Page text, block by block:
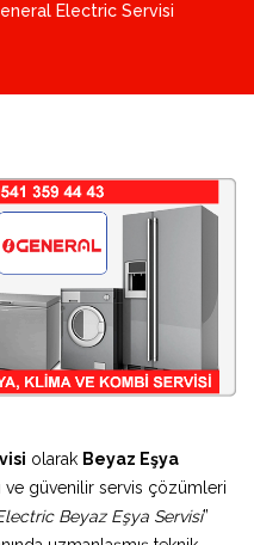
Electric Servisi
olarak Beyaz Eşya
ve güvenilir servis çözümleri
Beyaz Eşya Servisi”